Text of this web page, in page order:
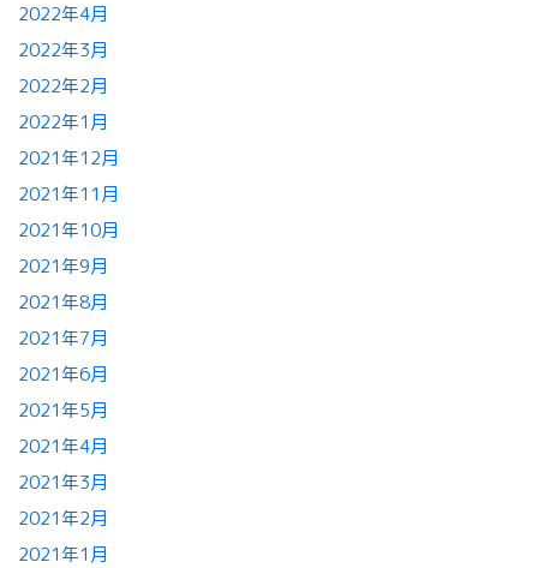
2022年4月
2022年3月
2022年2月
2022年1月
2021年12月
2021年11月
2021年10月
2021年9月
2021年8月
2021年7月
2021年6月
2021年5月
2021年4月
2021年3月
2021年2月
2021年1月